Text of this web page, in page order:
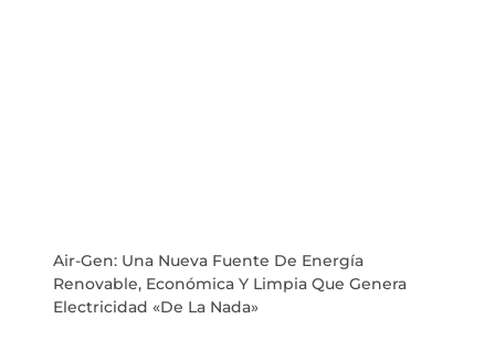
Air-Gen: Una Nueva Fuente De Energía
Renovable, Económica Y Limpia Que Genera
Electricidad «de La Nada»